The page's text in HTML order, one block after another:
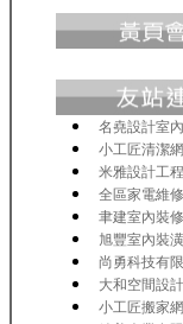
名堯設計室
小工匠清潔網
米雅設計工
全區家電維
聿建室內裝修
旭豐室內裝
尚勇科技有
大和空間設計
小工匠搬家網